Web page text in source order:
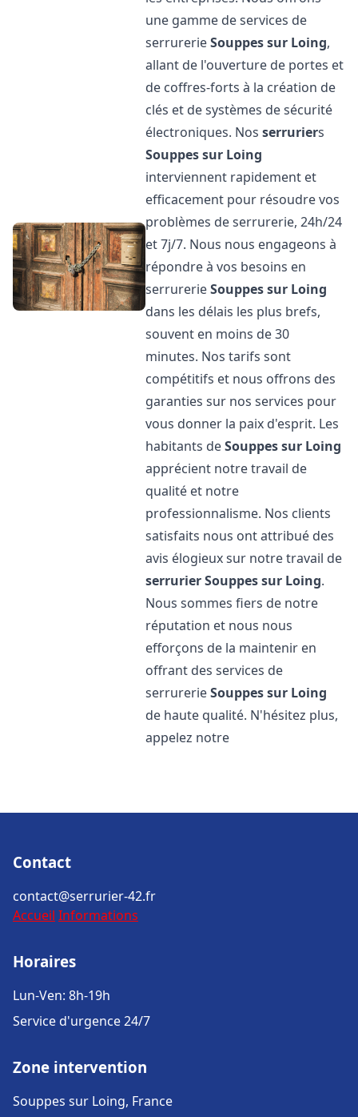
une gamme de services de
serrurerieSouppes sur Loing,
allant de l'ouverture de portes et
de coffres-forts à la création de
clés et de systèmes de sécurité
électroniques. Nosserruriers
Souppes sur Loing
interviennent rapidement et
efficacement pour résoudre vos
problèmes de serrurerie, 24h/24
et 7j/7. Nous nous engageons à
répondre à vos besoins en
serrurerieSouppes sur Loing
dans les délais les plus brefs,
souvent en moins de 30
minutes. Nos tarifs sont
compétitifs et nous offrons des
garanties sur nos services pour
vous donner la paix d'esprit. Les
habitants deSouppes sur Loing
apprécient notre travail de
qualité et notre
professionnalisme. Nos clients
satisfaits nous ont attribué des
avis élogieux sur notre travail de
serrurierSouppes sur Loing.
Nous sommes fiers de notre
réputation et nous nous
efforçons de la maintenir en
offrant des services de
serrurerieSouppes sur Loing
de haute qualité. N'hésitez plus,
appelez notre
Contact
contact@serrurier-42.fr
Accueil Informations
Horaires
Lun-Ven: 8h-19h
Service d'urgence 24/7
Zone intervention
Souppes sur Loing, France